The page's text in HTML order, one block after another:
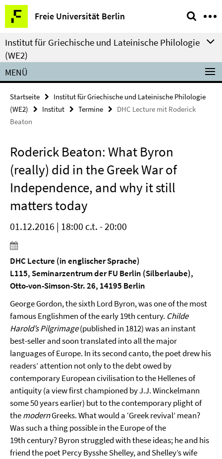
Springe
direkt
zu
Inhalt
Freie Universität Berlin
Service-
Navigation
Institut für Griechische und Lateinische Philologie
(WE2)
MENÜ
Startseite
Institut für Griechische und Lateinische Philologie
(WE2)
Institut Termine
DHC Lecture mit Roderick
Beaton
Roderick Beaton: What Byron
(really) did in the Greek War of
Independence, and why it still
matters today
01.12.2016 | 18:00 c.t. - 20:00
DHC Lecture (in englischer Sprache)
L115, Seminarzentrum der FU Berlin (Silberlaube),
Otto-von-Simson-Str. 26, 14195 Berlin
George Gordon, the sixth Lord Byron, was one of the most
famous Englishmen of the early 19th century. Childe
Harold’s Pilgrimage(published in 1812) was an instant
best-seller and soon translated into all the major
languages of Europe. In its second canto, the poet drew his
readers’ attention not only to the debt owed by
contemporary European civilisation to the Hellenes of
antiquity (a view first championed by J.J. Winckelmann
some 50 years earlier) but to the contemporary plight of
themodernGreeks. What would a ‘Greek revival’ mean?
Was such a thing possible in the Europe of the
19th century? Byron struggled with these ideas; he and his
friend the poet Percy Bysshe Shelley, and Shelley’s wife